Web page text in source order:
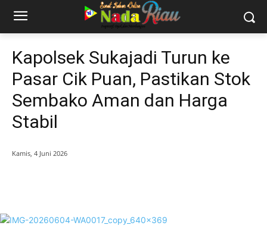
Kapolsek Sukajadi Turun ke
Pasar Cik Puan, Pastikan Stok
Sembako Aman dan Harga
Stabil
Kamis, 4 Juni 2026